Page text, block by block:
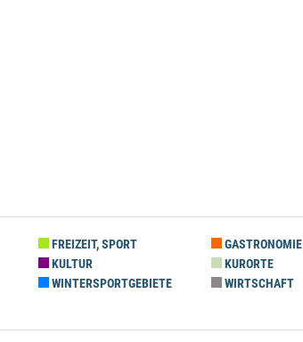
FREIZEIT, SPORT GASTRONOMIE
KULTUR KURORTE
WINTERSPORTGEBIETE WIRTSCHAFT